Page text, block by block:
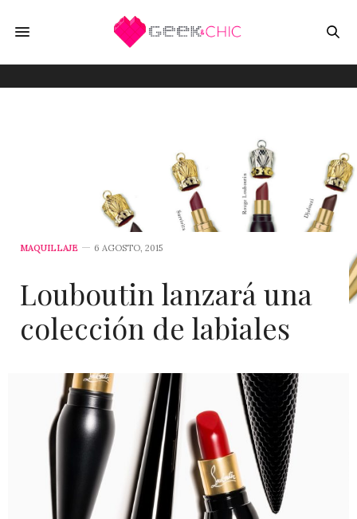
MAQUILLAJE 6 AGOSTO, 2015
Louboutin lanzará una
colección de labiales